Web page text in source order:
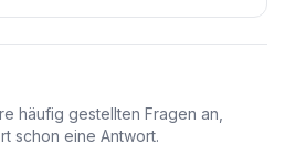
häufig gestellten Fragen an,
schon eine Antwort.